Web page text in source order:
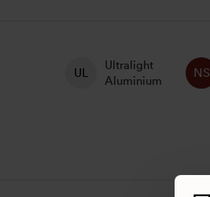
Ultralight
Aluminium